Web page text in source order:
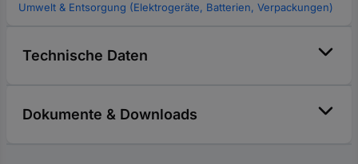
Umwelt & Entsorgung (Elektrogeräte, Batterien, Verpackungen)
Technische Daten
Dokumente & Downloads